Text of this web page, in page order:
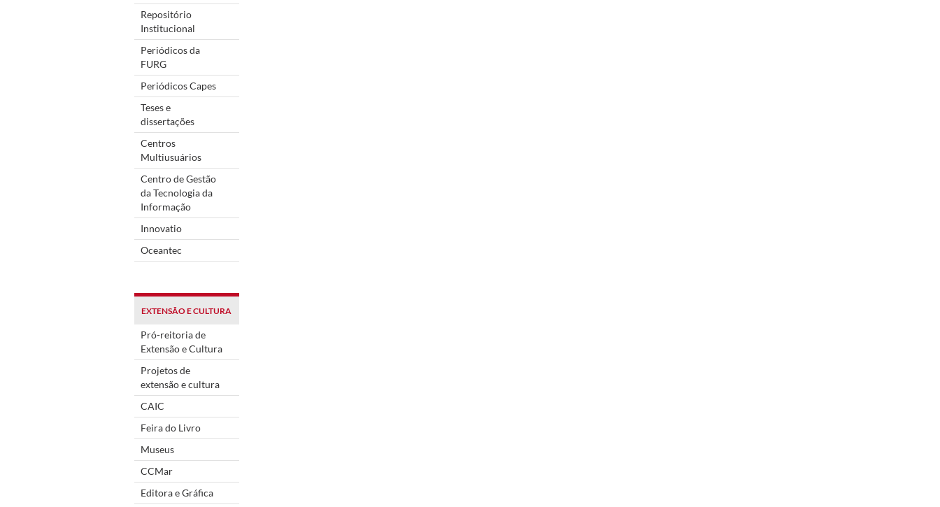
Repositório
Institucional
Periódicos da
FURG
Periódicos Capes
Teses e
dissertações
Centros
Multiusuários
Centro de Gestão
da Tecnologia da
Informação
Innovatio
Oceantec
EXTENSÃO E CULTURA
Pró-reitoria de
Extensão e Cultura
Projetos de
extensão e cultura
CAIC
Feira do Livro
Museus
CCMar
Editora e Gráfica